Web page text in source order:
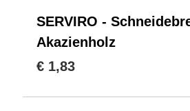
SERVIRO -
Akazienholz
€ 1,83